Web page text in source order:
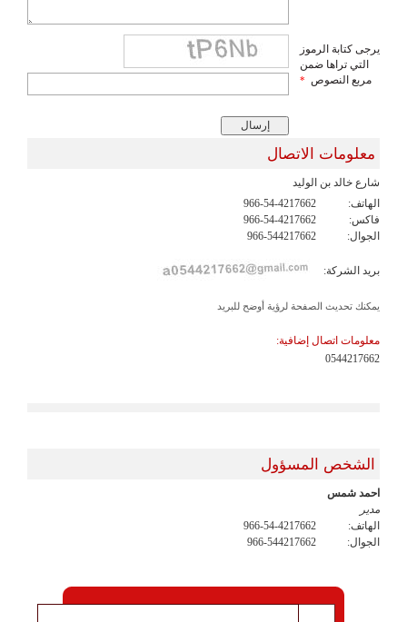
يرجى كتابة الرموز
التي تراها ضمن
مربع النصوص *
معلومات الاتصال
شارع خالد بن الوليد
الهاتف:
966-54-4217662
فاكس:
966-54-4217662
الجوال:
966-544217662
بريد الشركة:
يمكنك تحديث الصفحة لرؤية أوضح للبريد
معلومات اتصال إضافية:
0544217662
الشخص المسؤول
احمد شمس
مدير
الهاتف:
966-54-4217662
الجوال:
966-544217662